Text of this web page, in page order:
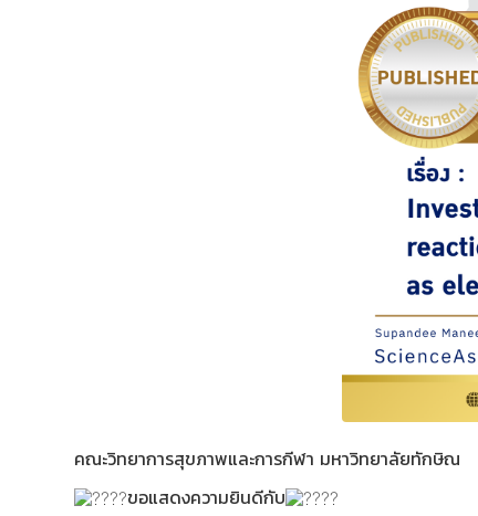
คณะวิทยาการสุขภาพและการกีฬา มหาวิทยาลัยทักษิณ
ขอแสดงความยินดีกับ